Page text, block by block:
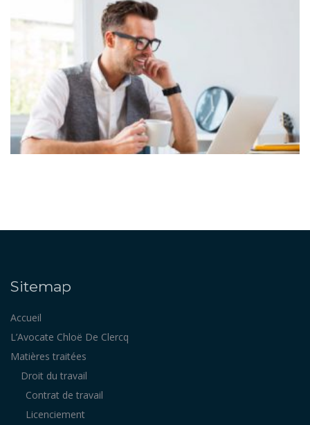
Sitemap
Accueil
L’Avocate Chloë De Clercq
Matières traitées
Droit du travail
Contrat de travail
Licenciement